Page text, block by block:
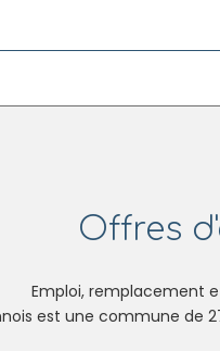
Offres
Emploi, remplacement
est une commune de